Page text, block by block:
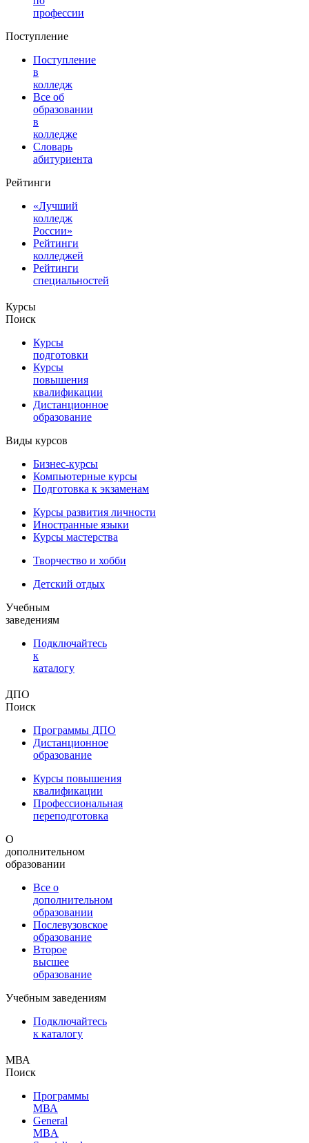
профессии
Поступление
Поступление
в
колледж
Все об
образовании
в
колледже
Словарь
абитуриента
Рейтинги
«Лучший
колледж
России»
Рейтинги
колледжей
Рейтинги
специальностей
Курсы
Поиск
Курсы
подготовки
Курсы
повышения
квалификации
Дистанционное
образование
Виды курсов
Бизнес-курсы
Компьютерные курсы
Подготовка к экзаменам
Курсы развития личности
Иностранные языки
Курсы мастерства
Творчество и хобби
Детский отдых
Учебным
заведениям
Подключайтесь
к
каталогу
ДПО
Поиск
Программы ДПО
Дистанционное
образование
Курсы повышения
квалификации
Профессиональная
переподготовка
О
дополнительном
образовании
Все о
дополнительном
образовании
Послевузовское
образование
Второе
высшее
образование
Учебным заведениям
Подключайтесь
к каталогу
МВА
Поиск
Программы
МВА
General
MBA